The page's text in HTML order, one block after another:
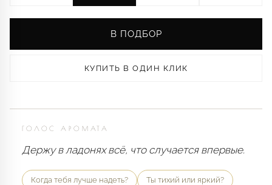
В ПОДБОР
КУПИТЬ В ОДИН КЛИК
ГОЛОС АРОМАТА
Держу в ладонях всё, что случается впервые.
Когда тебя лучше надеть? Ты тихий или яркий?